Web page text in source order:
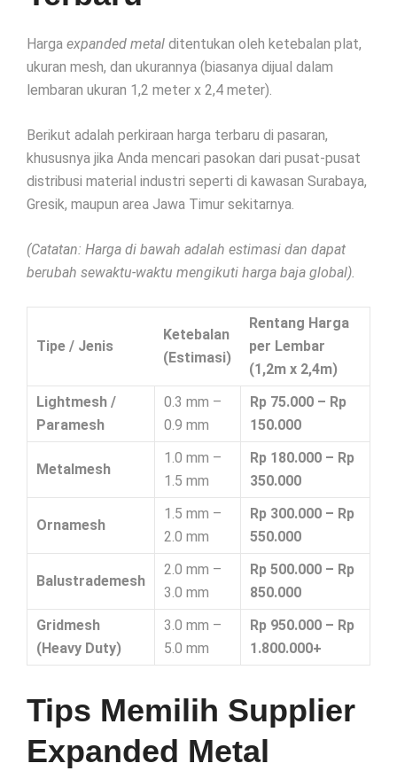
Harga expanded metal ditentukan oleh ketebalan plat,
ukuran mesh, dan ukurannya (biasanya dijual dalam
lembaran ukuran 1,2 meter x 2,4 meter).
Berikut adalah perkiraan harga terbaru di pasaran,
khususnya jika Anda mencari pasokan dari pusat-pusat
distribusi material industri seperti di kawasan Surabaya,
Gresik, maupun area Jawa Timur sekitarnya.
(Catatan: Harga di bawah adalah estimasi dan dapat
berubah sewaktu-waktu mengikuti harga baja global).
Tipe / Jenis
Ketebalan
(Estimasi)
Rentang Harga
per Lembar
(1,2m x 2,4m)
Lightmesh /
Paramesh
0.3 mm –
0.9 mm
Rp 75.000 – Rp
150.000
Metalmesh
1.0 mm –
1.5 mm
Rp 180.000 – Rp
350.000
Ornamesh
1.5 mm –
2.0 mm
Rp 300.000 – Rp
550.000
Balustrademesh
2.0 mm –
3.0 mm
Rp 500.000 – Rp
850.000
Gridmesh
(Heavy Duty)
3.0 mm –
5.0 mm
Rp 950.000 – Rp
1.800.000+
Tips Memilih Supplier
Expanded Metal